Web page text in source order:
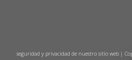
seguridad y privacidad de nuestro sitio web|